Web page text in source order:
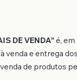
DE VENDA” é,
venda e entrega
de produtos